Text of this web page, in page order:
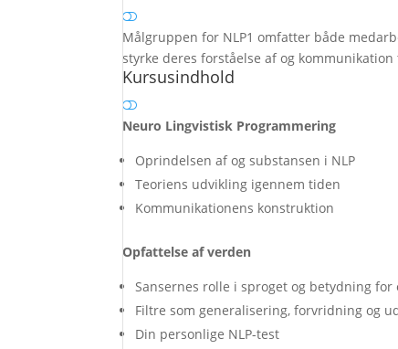
Målgruppen for NLP1 omfatter både
styrke deres forståelse af og
Kursusindhold
Neuro Lingvistisk Programmering
Oprindelsen af og substansen i NLP
Teoriens udvikling igennem tiden
Kommunikationens konstruktion
Opfattelse af verden
Sansernes rolle i sproget og betydning
Filtre som generalisering, forvridning og
Din personlige NLP-test